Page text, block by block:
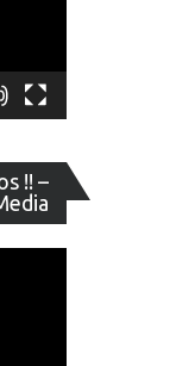
!! –
de
vídeo